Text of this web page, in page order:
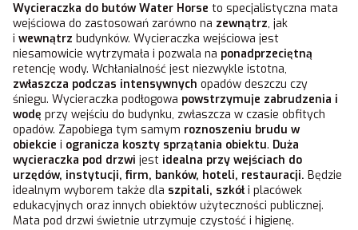
Wycieraczka do butów Water Horse to specjalistyczna mata
wejściowa do zastosowań zarówno na zewnątrz, jak
i wewnątrz budynków. Wycieraczka wejściowa jest
niesamowicie wytrzymała i pozwala na ponadprzeciętną
retencję wody. Wchłanialność jest niezwykle istotna,
zwłaszcza podczas intensywnych opadów deszczu czy
śniegu. Wycieraczka podłogowa powstrzymuje zabrudzenia i
wodę przy wejściu do budynku, zwłaszcza w czasie obfitych
opadów. Zapobiega tym samym roznoszeniu brudu w
obiekcie i ogranicza koszty sprzątania obiektu. Duża
wycieraczka pod drzwi jest idealna przy wejściach do
urzędów, instytucji, firm, banków, hoteli, restauracji. Będzie
idealnym wyborem także dla szpitali, szkółi placówek
edukacyjnych oraz innych obiektów użyteczności publicznej.
Mata pod drzwi świetnie utrzymuje czystość i higienę.